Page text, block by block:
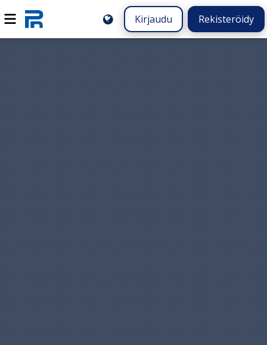
Kirjaudu Rekisteröidy